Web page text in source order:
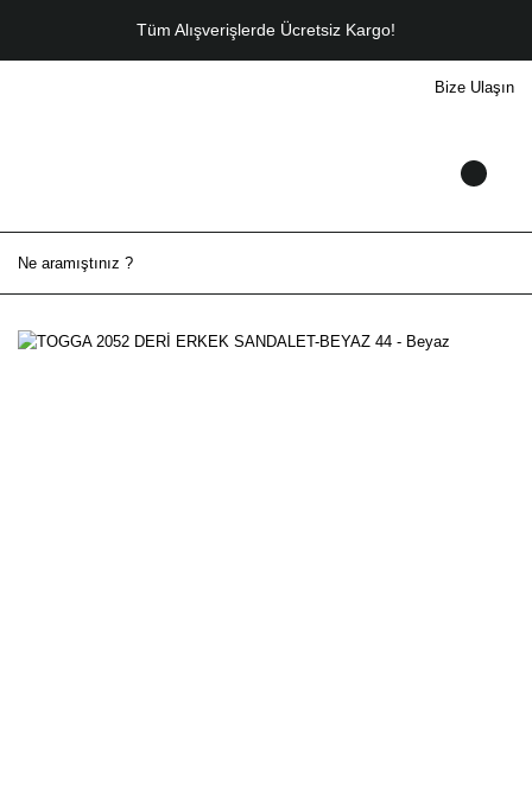
Tüm Alışverişlerde Ücretsiz Kargo!
Bize Ulaşın